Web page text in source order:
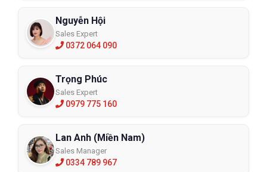
Nguyễn Hội
Sales Expert
0372 064 090
Trọng Phúc
Sales Expert
0979 775 160
Lan Anh (Miền Nam)
Sales Manager
0334 789 967